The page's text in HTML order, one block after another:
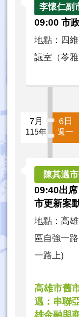
09:00 市
地點：四
議室（苓
7月 6日
115年 週一
09:40出
市更新案
地點：高
區自強一
一路上)
高雄市舊
邁：串聯
雄金融與